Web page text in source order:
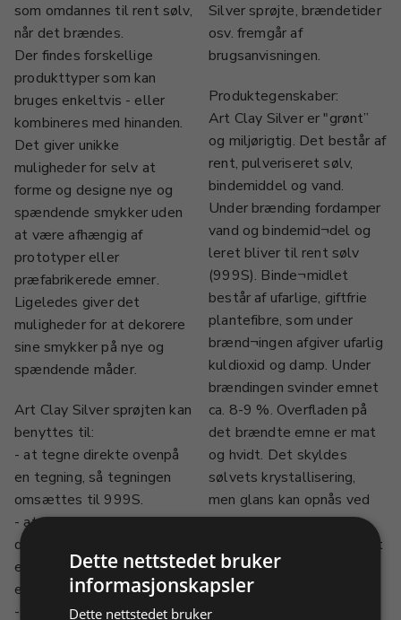
som omdannes til rent sølv,
når det brændes.
Der findes forskellige
produkttyper som kan
bruges enkeltvis - eller
kombineres med hinanden.
Det giver unikke
muligheder for selv at
forme og designe nye og
spændende smykker uden
at være afhængig af
prototyper eller
præfabrikerede emner.
Ligeledes giver det
muligheder for at dekorere
sine smykker på nye og
spændende måder.
Art Clay Silver sprøjten kan
benyttes til:
- at tegne direkte ovenpå
en tegning, så tegningen
omsættes til 999S.
- at tegne dekoration
direkte på et emne af
enten Art Clay Silver ler
eller pasta.
- at fremstille ”hule
Silver sprøjte, brændetider
osv. fremgår af
brugsanvisningen.
Produktegenskaber:
Art Clay Silver er "grønt”
og miljørigtig. Det består af
rent, pulveriseret sølv,
bindemiddel og vand.
Under brænding fordamper
vand og bindemid¬del og
leret bliver til rent sølv
(999S). Binde¬midlet
består af ufarlige, giftfrie
plantefibre, som under
brænd¬ingen afgiver ufarlig
kuldioxid og damp. Under
brændingen svinder emnet
ca. 8-9 %. Overfladen på
det brændte emne er mat
og hvidt. Det skyldes
sølvets krystallisering,
men glans kan opnås ved
gængse
polerings¬metoder. Sølvet
kan også oxyderes.
Dette nettstedet bruker
informasjonskapsler
Dette nettstedet bruker